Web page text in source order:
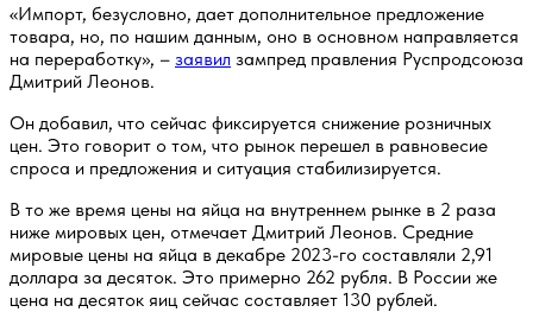
«Импорт, безусловно, дает дополнительное предложение
товара, но, по нашим данным, оно в основном направляется
на переработку», – заявил зампред правления Руспродсоюза
Дмитрий Леонов.
Он добавил, что сейчас фиксируется снижение розничных
цен. Это говорит о том, что рынок перешел в равновесие
спроса и предложения и ситуация стабилизируется.
В то же время цены на яйца на внутреннем рынке в 2 раза
ниже мировых цен, отмечает Дмитрий Леонов. Средние
мировые цены на яйца в декабре 2023-го составляли 2,91
доллара за десяток. Это примерно 262 рубля. В России же
цена на десяток яиц сейчас составляет 130 рублей.